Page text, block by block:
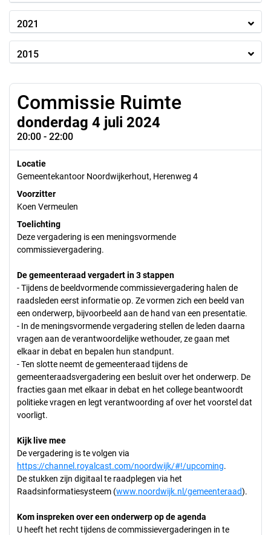
2021
2015
Commissie Ruimte
donderdag 4 juli 2024
20:00 - 22:00
Locatie
Gemeentekantoor Noordwijkerhout, Herenweg 4
Voorzitter
Koen Vermeulen
Toelichting
Deze vergadering is een meningsvormende
commissievergadering.
De gemeenteraad vergadert in 3 stappen
- Tijdens de beeldvormende commissievergadering halen de
raadsleden eerst informatie op. Ze vormen zich een beeld van
een onderwerp, bijvoorbeeld aan de hand van een presentatie.
- In de meningsvormende vergadering stellen de leden daarna
vragen aan de verantwoordelijke wethouder, ze gaan met
elkaar in debat en bepalen hun standpunt.
- Ten slotte neemt de gemeenteraad tijdens de
gemeenteraadsvergadering een besluit over het onderwerp. De
fracties gaan met elkaar in debat en het college beantwoordt
politieke vragen en legt verantwoording af over het voorstel dat
voorligt.
Kijk live mee
De vergadering is te volgen via
https://channel.royalcast.com/noordwijk/#!/upcoming.
De stukken zijn digitaal te raadplegen via het
Raadsinformatiesysteem (www.noordwijk.nl/gemeenteraad).
Kom inspreken over een onderwerp op de agenda
U heeft het recht tijdens de commissievergaderingen in te